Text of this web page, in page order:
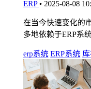
ERP • 2025-08-08
在当今快速变化的
多地依赖于ERP系
erp系统 ERP系统